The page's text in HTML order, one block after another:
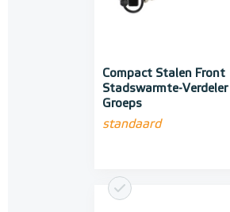
Compact Stalen Front
Stadswarmte-Verdeler
Groeps
standaard